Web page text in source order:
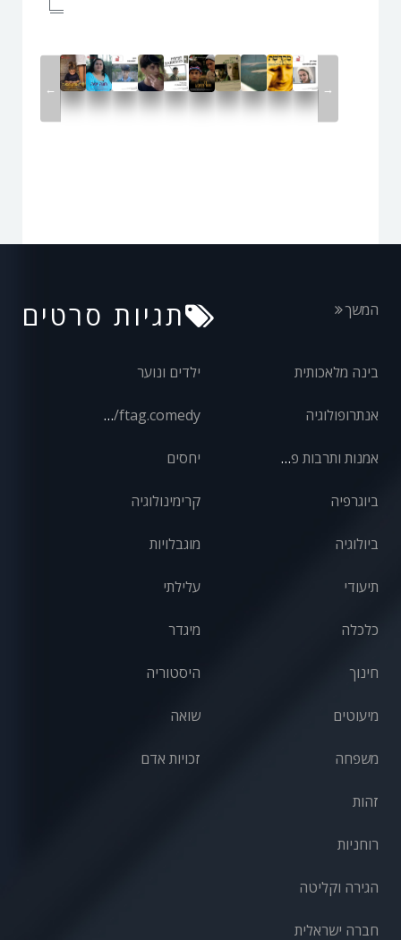
← →
תגיות סרטים המשך
בינה מלאכותית
אנתרופולוגיה
אמנות ותרבות פופולרית
ביוגרפיה
ביולוגיה
ילדים ונוער
front/ftag.comedy
יחסים
קרימינולוגיה
מוגבלויות
תיעודי
כלכלה
חינוך
מיעוטים
משפחה
עלילתי
מיגדר
היסטוריה
שואה
זכויות אדם
זהות
רוחניות
הגירה וקליטה
חברה ישראלית